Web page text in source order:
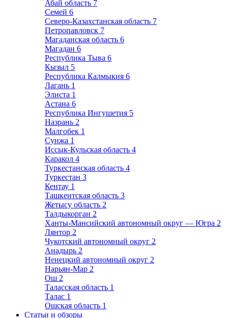
Абай область 7
Семей 6
Северо-Казахстанская область 7
Петропавловск 7
Магаданская область 6
Магадан 6
Республика Тыва 6
Кызыл 5
Республика Калмыкия 6
Лагань 1
Элиста 1
Астана 6
Республика Ингушетия 5
Назрань 2
Малгобек 1
Сунжа 1
Иссык-Кульская область 4
Каракол 4
Туркестанская область 4
Туркестан 3
Кентау 1
Ташкентская область 3
Жетысу область 2
Талдыкорган 2
Ханты-Мансийский автономный округ — Югра 2
Лянтор 2
Чукотский автономный округ 2
Анадырь 2
Ненецкий автономный округ 2
Нарьян-Мар 2
Ош 2
Таласская область 1
Талас 1
Ошская область 1
Статьи и обзоры